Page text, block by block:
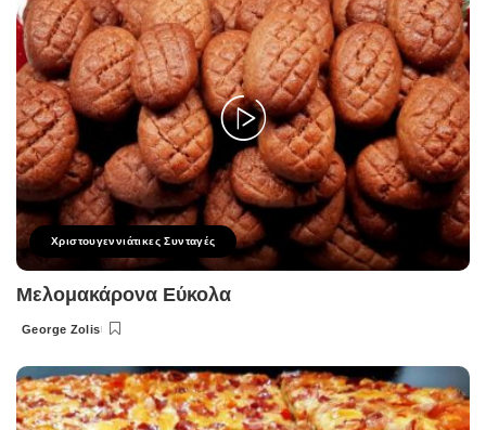
Χριστουγεννιάτικες Συνταγές
Μελομακάρονα Εύκολα
Posted
George Zolis